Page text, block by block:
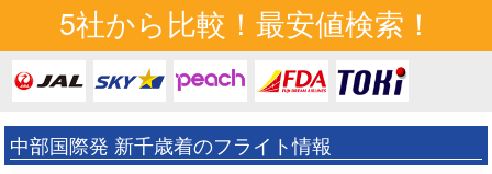
5社から比較！最安値検索！
中部国際発 新千歳着のフライト情報